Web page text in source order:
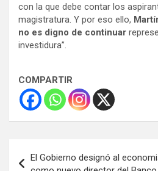
con la que debe contar los
magistratura. Y por eso ello,
no es digno de continuar
investidura”.
COMPARTIR
de
El Gobierno designó al